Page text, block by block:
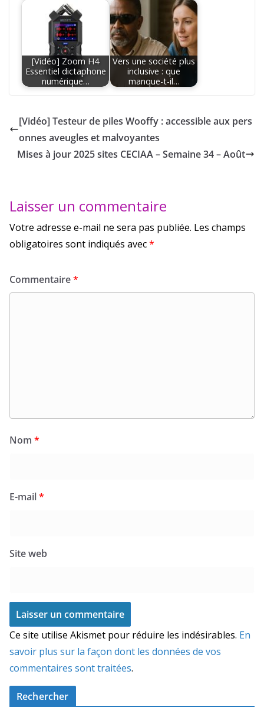
[Vidéo] Zoom H4
Essentiel dictaphone
numérique…
Vers une société plus
inclusive : que
manque-t-il…
[Vidéo] Testeur de piles Wooffy : accessible aux pers
onnes aveugles et malvoyantes
Mises à jour 2025 sites CECIAA – Semaine 34 – Août
Laisser un commentaire
Votre adresse e-mail ne sera pas publiée. Les champs
obligatoires sont indiqués avec*
Commentaire*
Nom *
E-mail*
Site web
Ce site utilise Akismet pour réduire les indésirables. En
savoir plus sur la façon dont les données de vos
commentaires sont traitées.
Rechercher